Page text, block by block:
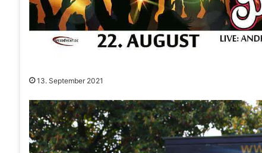
13. September 2021